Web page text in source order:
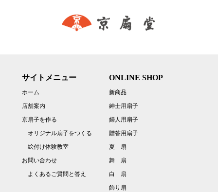
サイトメニュー
ホーム
店舗案内
京扇子を作る
オリジナル扇子をつくる
絵付け体験教室
お問い合わせ
よくあるご質問と答え
ONLINE SHOP
新商品
紳士用扇子
婦人用扇子
贈答用扇子
夏 扇
舞 扇
白 扇
飾り扇